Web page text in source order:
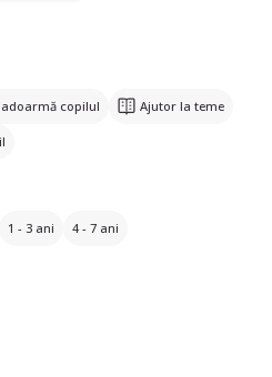
adoarmă copilul Ajutor la teme
1 - 3 ani 4 - 7 ani